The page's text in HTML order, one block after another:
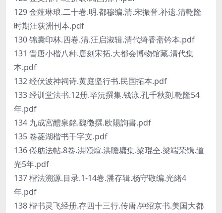
129 金薤琳琅.二十卷.明.都穆编.清.宋振誉.补遗.清乾隆
时期汪荻洲刊本.pdf
130 锦囊印林.四卷.清.汪启淑辑.清代绮香斋钤本.pdf
131 晋唐小楷八种.唐刻宋拓.大都会博物馆藏.清代集
本.pdf
132 经伏波神祠诗.黄庭坚行书.民国拓本.pdf
133 经训堂法书.12册.毕沅撰集.钱泳.孔千秋刻.乾隆54
年.pdf
134 九成宮醴泉銘.魏徴撰.欧陽詢書.pdf
135 卷菱湖楷书千字文.pdf
136 倦舫法帖.8卷.洪颐煊.洪瞻墉集.梁琨仝.梁端荣镌.道
光5年.pdf
137 楷法溯源.目录.1-14卷.潘存辑.杨守敬编.光緒4
年.pdf
138 楷书灵飞经册.存四十三行.传唐.钟绍京书.美国大都